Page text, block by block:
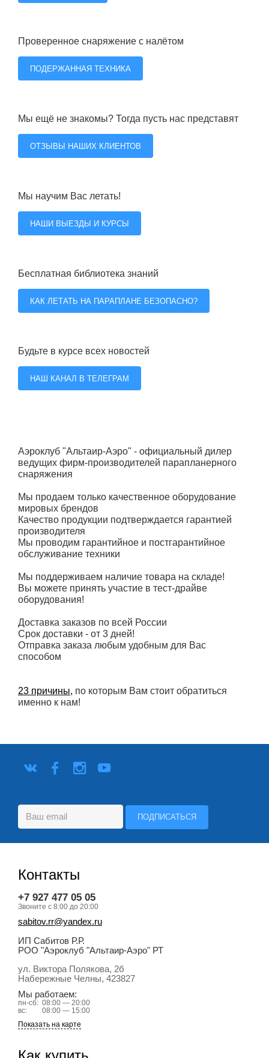
Проверенное снаряжение с налётом
ПОДЕРЖАННАЯ ТЕХНИКА
Мы ещё не знакомы? Тогда пусть нас представят
ОТЗЫВЫ НАШИХ КЛИЕНТОВ
Мы научим Вас летать!
НАШИ ВЫЕЗДЫ И КУРСЫ
Бесплатная библиотека знаний
КАК ЛЕТАТЬ НА ПАРАПЛАНЕ БЕЗОПАСНО?
Будьте в курсе всех новостей
НАШ КАНАЛ В ТЕЛЕГРАМ
Аэроклуб "Альтаир-Аэро" - официальный дилер
ведущих фирм-производителей парапланерного
снаряжения
Мы продаем только качественное оборудование
мировых брендов
Качество продукции подтверждается гарантией
производителя
Мы проводим гарантийное и постгарантийное
обслуживание техники
Мы поддерживаем наличие товара на складе!
Вы можете принять участие в тест-драйве
оборудования!
Доставка заказов по всей России
Срок доставки - от 3 дней!
Отправка заказа любым удобным для Вас
способом
23 причины, по которым Вам стоит обратиться
именно к нам!
Контакты
+7 927 477 05 05
Звоните с 8:00 до 20:00
sabitov.rr@yandex.ru
ИП Сабитов Р.Р.
РОО "Аэроклуб "Альтаир-Аэро" РТ
ул. Виктора Полякова, 2б
Набережные Челны, 423827
Мы работаем:
пн-сб: 08:00 — 20:00
вс:
08:00 — 15:00
Показать на карте